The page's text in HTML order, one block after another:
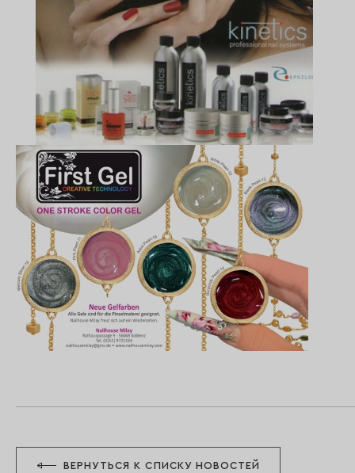
ВЕРНУТЬСЯ К СПИСКУ НОВОСТЕЙ